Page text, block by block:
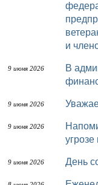
и
9 июня 2026
В администрации обсудили вопросы
9 июня 2026
9 июня 2026
Напоминаем о правилах поведения при
9 июня 2026 День